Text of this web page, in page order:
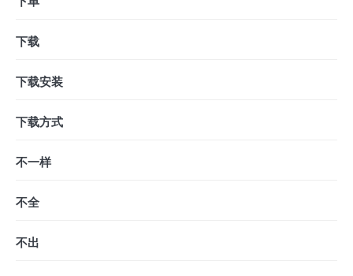
下载
下载安装
下载方式
不一样
不全
不出